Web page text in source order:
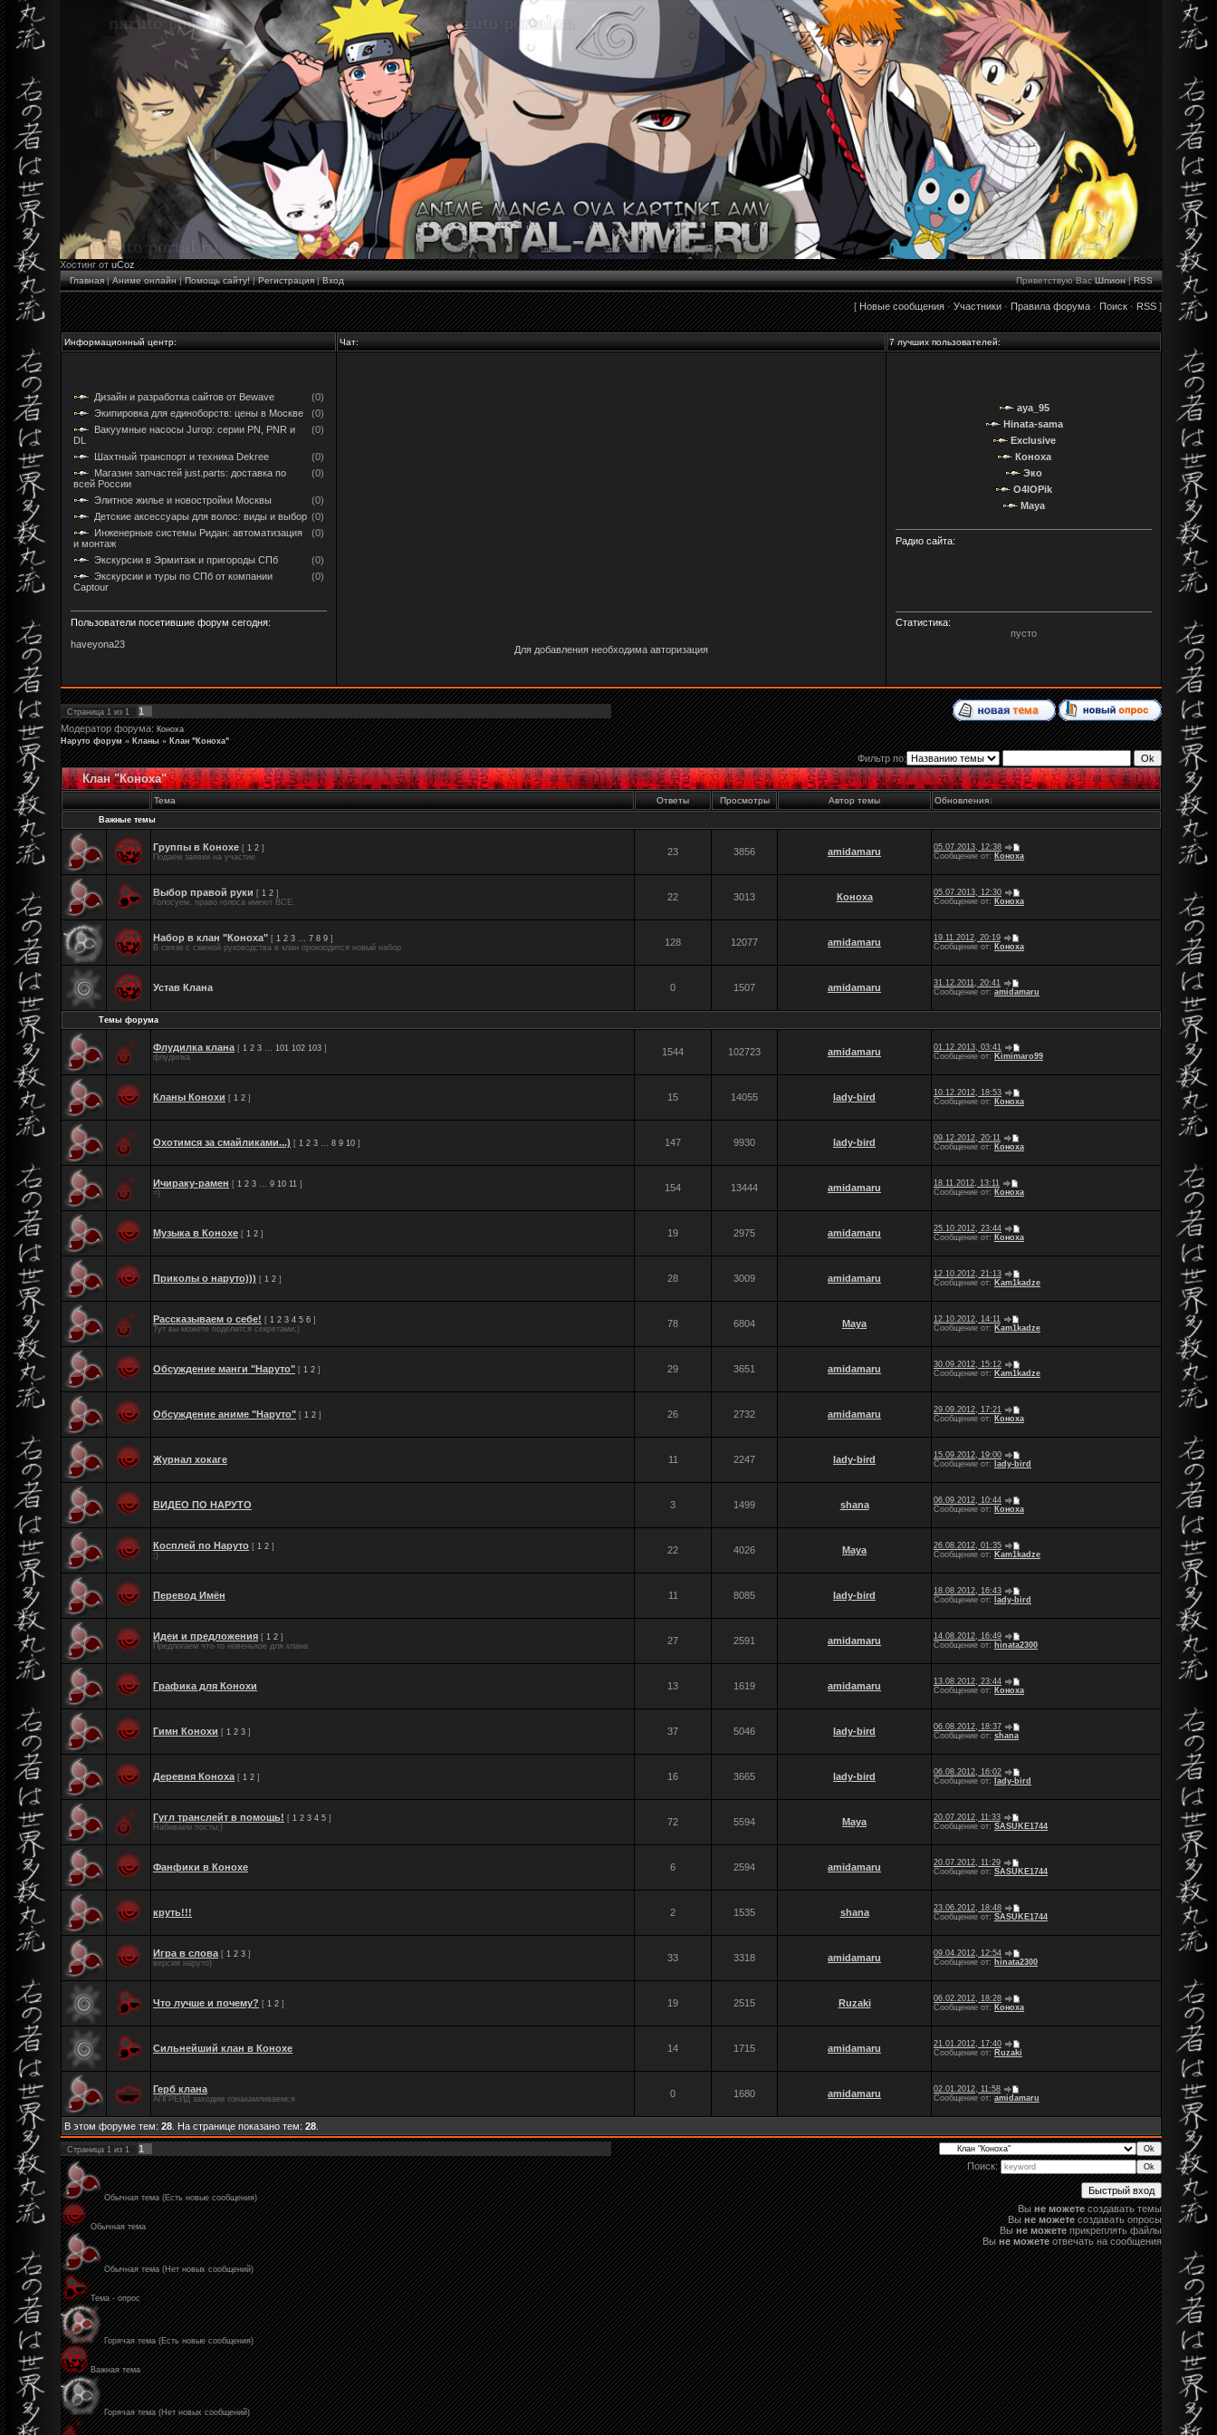
Хостинг отuCoz
Главная|Аниме онлайн|Помощь сайту!|Регистрация|Вход Приветствую Вас Шпион|RSS
[Новые сообщения·Участники·Правила форума·Поиск·RSS]
Информационный центр: Чат: 7 лучших пользователей:
Дизайн и разработка сайтов от Bewave
(0)
Экипировка для единоборств: цены в Москве
(0)
Вакуумные насосы Jurop: серии PN, PNR и
DL
(0)
Шахтный транспорт и техника Dekree
(0)
Магазин запчастей just.parts: доставка по
всей России
(0)
Элитное жилье и новостройки Москвы
(0)
Детские аксессуары для волос: виды и выбор (0)
Инженерные системы Ридан: автоматизация
и монтаж
(0)
Экскурсии в Эрмитаж и пригороды СПб
(0)
Экскурсии и туры по СПб от компании
Captour
(0)
Пользователи посетившие форум сегодня:
haveyona23
Для добавления необходима авторизация
aya_95
Hinata-sama
Exclusive
Коноха
Эко
O4IOPik
Maya
Радио сайта:
Статистика:
пусто
Страница 1 из 1
1
Модератор форума:Коноха
Наруто форум » Кланы » Клан "Коноха"
Фильтр по:
Клан "Коноха"
Тема Ответы Просмотры Автор темы Обновления↓
Важные темы
Группы в Конохе [ 1 2 ]
Подаем заявки на участие
23 3856 amidamaru
05.07.2013, 12:38
Сообщение от: Коноха
Выбор правой руки [ 1 2 ]
Голосуем, право голоса имеют ВСЕ.
22 3013 Коноха
05.07.2013, 12:30
Сообщение от: Коноха
Набор в клан "Коноха" [ 1 2 3 7 8 9 ]
В связи с сменой руководства в клан произодится новый набор
128 12077 amidamaru
19.11.2012, 20:19
Сообщение от: Коноха
Устав Клана 0 1507 amidamaru
31.12.2011, 20:41
Сообщение от: amidamaru
Темы форума
Флудилка клана [ 1 2 3 101 102 103 ]
флудилка
1544 102723 amidamaru
01.12.2013, 03:41
Сообщение от: Kimimaro99
Кланы Конохи [ 1 2 ] 15 14055 lady-bird
10.12.2012, 18:53
Сообщение от: Коноха
Охотимся за смайликами...) [ 1 2 3 8 9 10 ] 147 9930 lady-bird
09.12.2012, 20:11
Сообщение от: Коноха
Ичираку-рамен [ 1 2 3 9 10 11 ]
=)
154 13444 amidamaru
18.11.2012, 13:11
Сообщение от: Коноха
Музыка в Конохе [ 1 2 ] 19 2975 amidamaru
25.10.2012, 23:44
Сообщение от: Коноха
Приколы о наруто))) [ 1 2 ] 28 3009 amidamaru
12.10.2012, 21:13
Сообщение от: Kam1kadze
Рассказываем о себе! [ 1 2 3 4 5 6 ]
Тут вы можете поделится секретами;)
78 6804 Maya
12.10.2012, 14:11
Сообщение от: Kam1kadze
Обсуждение манги "Наруто" [ 1 2 ] 29 3651 amidamaru
30.09.2012, 15:12
Сообщение от: Kam1kadze
Обсуждение аниме "Наруто" [ 1 2 ] 26 2732 amidamaru
29.09.2012, 17:21
Сообщение от: Коноха
Журнал хокаге 11 2247 lady-bird
15.09.2012, 19:00
Сообщение от:
lady-bird
ВИДЕО ПО НАРУТО 3 1499 shana
06.09.2012, 10:44
Сообщение от: Коноха
Косплей по Наруто [ 1 2 ]
;)
22 4026 Maya
26.08.2012, 01:35
Сообщение от: Kam1kadze
Перевод Имён 11 8085 lady-bird
18.08.2012, 16:43
Сообщение от:
lady-bird
Идеи и предложения [ 1 2 ]
Предлогаем что-то новенькое для клана
27 2591 amidamaru
14.08.2012, 16:49
Сообщение от: hinata2300
Графика для Конохи 13 1619 amidamaru
13.08.2012, 23:44
Сообщение от: Коноха
Гимн Конохи [ 1 2 3 ] 37 5046 lady-bird
06.08.2012, 18:37
Сообщение от: shana
Деревня Коноха [ 1 2 ] 16 3665 lady-bird
06.08.2012, 16:02
Сообщение от:
lady-bird
Гугл транслейт в помощь! [ 1 2 3 4 5 ]
Набиваем посты;)
72 5594 Maya
20.07.2012, 11:33
Сообщение от: SASUKE1744
Фанфики в Конохе 6 2594 amidamaru
20.07.2012, 11:29
Сообщение от: SASUKE1744
круть!!! 2 1535 shana
23.06.2012, 18:48
Сообщение от: SASUKE1744
Игра в слова [ 1 2 3 ]
версия наруто)
33 3318 amidamaru
09.04.2012, 12:54
Сообщение от: hinata2300
Что лучше и почему? [ 1 2 ] 19 2515 Ruzaki
06.02.2012, 18:28
Сообщение от: Коноха
Сильнейший клан в Конохе 14 1715 amidamaru
21.01.2012, 17:40
Сообщение от: Ruzaki
Герб клана
АПГРЕЙД заходим ознакамливаемся 0 1680 amidamaru
02.01.2012, 11:58
Сообщение от: amidamaru
В этом форуме тем: 28 . На странице показано тем: 28
Страница 1 из 1 1
Обычная тема (Есть новые сообщения)
Обычная тема
Обычная тема (Нет новых сообщений)
Тема - опрос
Горячая тема (Есть новые сообщения)
Важная тема
Горячая тема (Нет новых сообщений)
Поиск:
Выне можетесоздавать темы
Выне можетесоздавать опросы
Выне можетеприкреплять файлы
Выне можетеотвечать на сообщения